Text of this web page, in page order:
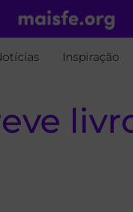
Inspiração